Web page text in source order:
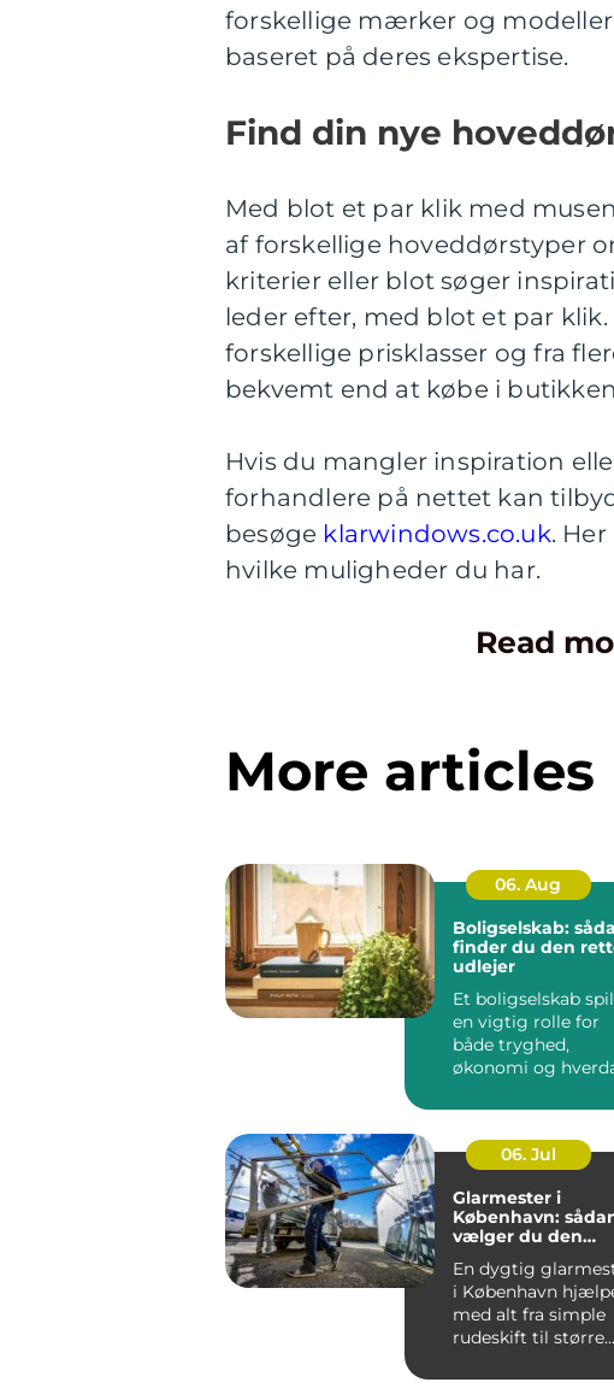
forskellige mærker og
baseret på deres ekspertise.
Find din nye
Med blot et par klik med
af forskellige hoveddørstyper
kriterier eller blot søger
leder efter, med blot et par
forskellige prisklasser og fra
bekvemt end at købe i
Hvis du mangler inspiration
forhandlere på nettet kan
besøge klarwindows.co.uk.
hvilke muligheder du har.
Read
More articles
06. Aug
Boligselskab:
finder du den
udlejer
Et boligselskab
en vigtig rolle for
både tryghed,
økonomi og
06. Jul
Glarmester i
København:
vælger du den
En dygtig
i København
med alt fra simple
rudeskift til større...